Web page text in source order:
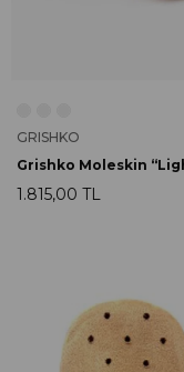
GRISHKO
1.815,00 TL